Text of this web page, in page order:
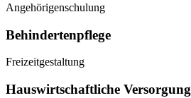
Angehörigenschulung
Behindertenpflege
Freizeitgestaltung
Hauswirtschaftliche Versorgung